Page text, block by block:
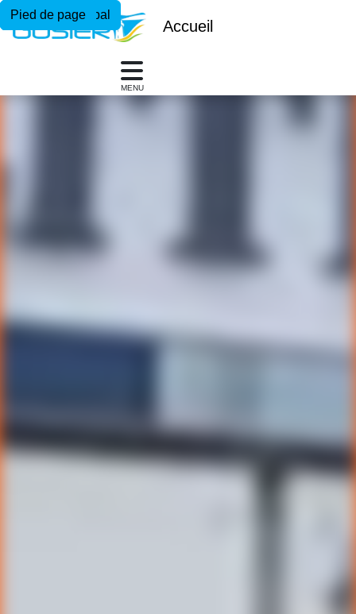
Menu principal
Contenu principal
Pied de page
Accueil
MENU